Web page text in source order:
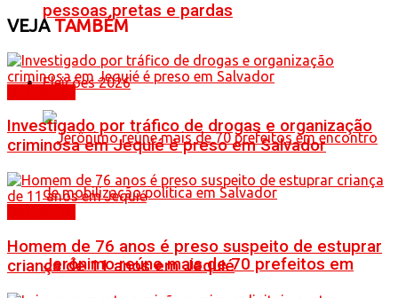
pessoas pretas e pardas
Eleições 2026
Jerônimo reúne mais de 70 prefeitos em
VEJATAMBÉM
Investigado por tráfico de drogas e organização
criminosa em Jequié é preso em Salvador
Homem de 76 anos é preso suspeito de estuprar
criança de 11 anos em Jequié